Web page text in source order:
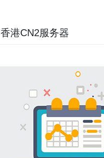
香港CN2服务器